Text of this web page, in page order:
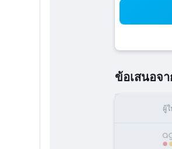
ข้อเสนอจ
ผู้ใ